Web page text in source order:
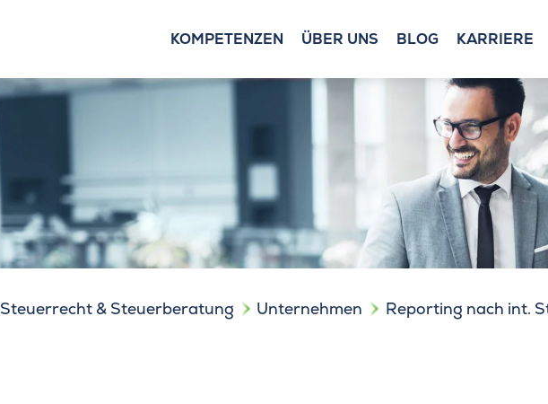
KOMPETENZEN ÜBER UNS BLOG KARRIERE
Steuerrecht & Steuerberatung Unternehmen Reporting nach int.